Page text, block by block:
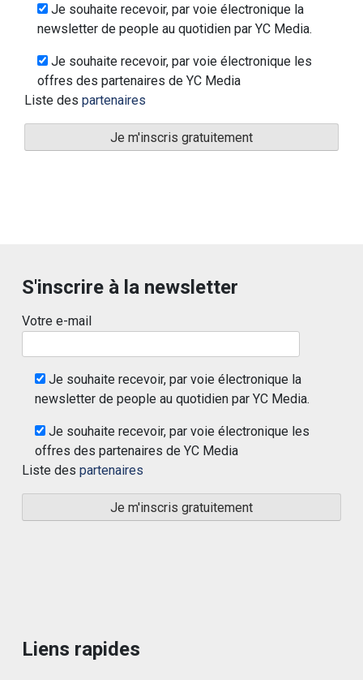
Je souhaite recevoir, par voie électronique la
newsletter de people au quotidien par YC Media.
Je souhaite recevoir, par voie électronique les
offres des partenaires de YC Media
Liste des partenaires
S'inscrire à la newsletter
Votre e-mail
Je souhaite recevoir, par voie électronique la
newsletter de people au quotidien par YC Media.
Je souhaite recevoir, par voie électronique les
offres des partenaires de YC Media
Liste des partenaires
Liens rapides